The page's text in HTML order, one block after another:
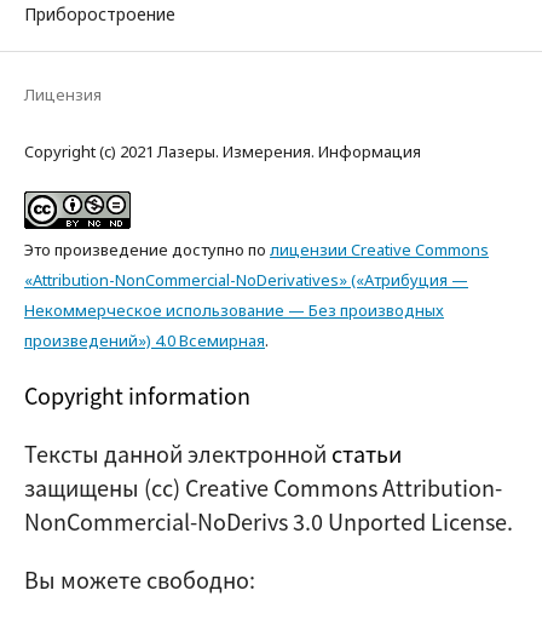
Приборостроение
Лицензия
Copyright (c) 2021 Лазеры. Измерения. Информация
Это произведение доступно по лицензии Creative Commons
«Attribution-NonCommercial-NoDerivatives» («Атрибуция —
Некоммерческое использование — Без производных
произведений») 4.0 Всемирная.
Copyright information
Тексты данной электронной статьи
защищены (cc) Creative Commons Attribution-
NonCommercial-NoDerivs 3.0 Unported License.
Вы можете свободно: